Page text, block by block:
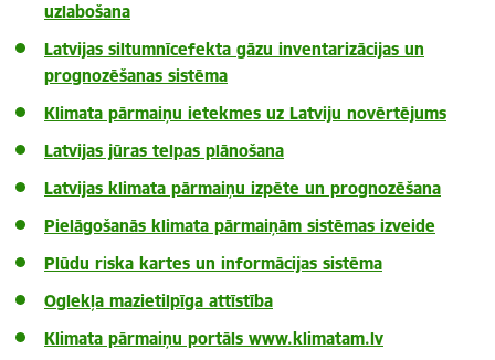
uzlabošana
Latvijas siltumnīcefekta gāzu inventarizācijas un
prognozēšanas sistēma
Klimata pārmaiņu ietekmes uz Latviju novērtējums
Latvijas jūras telpas plānošana
Latvijas klimata pārmaiņu izpēte un prognozēšana
Pielāgošanās klimata pārmaiņām sistēmas izveide
Plūdu riska kartes un informācijas sistēma
Oglekļa mazietilpīga attīstība
Klimata pārmaiņu portāls www.klimatam.lv